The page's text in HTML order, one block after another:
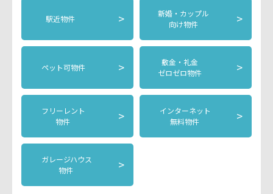
駅近物件 >
新婚・カップル
向け物件
>
ペット可物件 >
敷金・礼金
ゼロゼロ物件
>
フリーレント
物件
>
インターネット
無料物件
>
ガレージハウス
物件
>